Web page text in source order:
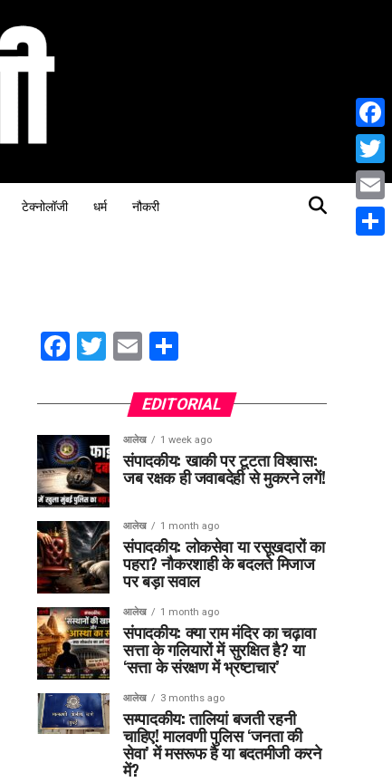
टेक्नोलॉजी धर्म नौकरी
Facebook
Twitter
Email
EDITORIAL
आलेख 1 week ago
संपादकीय: खाकी पर टूटता विश्वास:
जब रक्षक ही जवाबदेही से मुकरने लगें!
आलेख 1 month ago
संपादकीय: लोकसेवा या रसूखदारों का
पहरा? नौकरशाही के बदलते मिजाज
पर बड़ा सवाल
आलेख 1 month ago
संपादकीय: क्या राम मंदिर का चढ़ावा
सत्ता के गलियारों में सुरक्षित है? या
‘सत्ता के संरक्षण में भ्रष्टाचार’
आलेख 3 months ago
सम्पादकीय: तालियां बजती रहनी
चाहिए! मालवणी पुलिस ‘जनता की
सेवा’ में मसरूफ है या बदतमीजी करने
में?
Email